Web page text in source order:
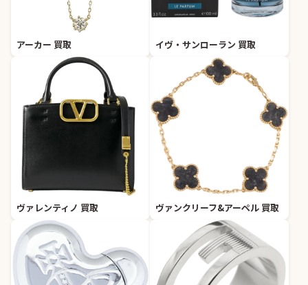
アーカー 買取 イヴ・サンローラン 買取
ヴァレンティノ 買取 ヴァンクリーフ&アーペル 買取